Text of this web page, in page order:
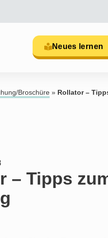
Neues lernen
Broschüre » Rollator –
– Tipps